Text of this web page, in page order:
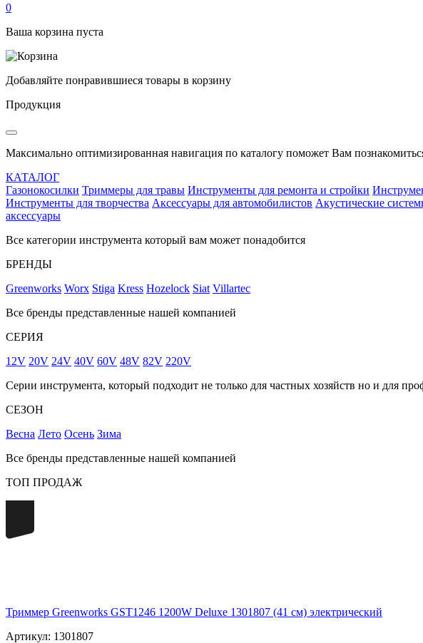
0
Ваша корзина пуста
Добавляйте понравившиеся товары в корзину
Продукция
Максимально оптимизированная навигация по каталогу поможет Вам
КАТАЛОГ
Газонокосилки Триммеры для травы Инструменты для ремонта и стройки
Инструменты для творчества Аксессуары для автомобилистов Акустические
аксессуары
Все категории инструмента который вам может понадобится
БРЕНДЫ
Greenworks Worx Stiga Kress Hozelock Siat Villartec
Все бренды представленные нашей компанией
СЕРИЯ
12V 20V 24V 40V 60V 48V 82V 220V
Серии инструмента, который подходит не только для частных хозяйств но и для
СЕЗОН
Весна Лето Осень Зима
Все бренды представленные нашей компанией
ТОП ПРОДАЖ
Триммер Greenworks GST1246 1200W Deluxe 1301807 (41 см) электрический
Артикул: 1301807